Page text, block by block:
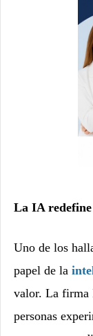
La IA
Uno de los
papel de la
valor. La firma
personas